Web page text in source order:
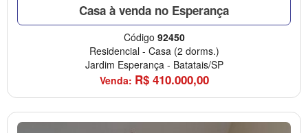
Casa à venda no Esperança
Código 92450
Residencial - Casa (2 dorms.)
Jardim Esperança - Batatais/SP
Venda: R$ 410.000,00